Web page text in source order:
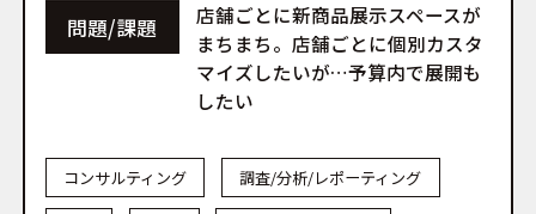
問題/課題
店舗ごとに新商品展示スペースが
まちまち。店舗ごとに個別カスタ
マイズしたいが…予算内で展開も
したい
コンサルティング 調査/分析/レポーティング